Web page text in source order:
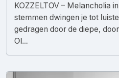
KOZZELTOV – Melancholia
stemmen dwingen je tot
gedragen door de diepe,
Ol...